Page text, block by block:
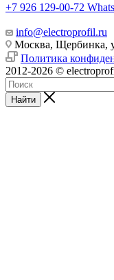
+7 926 129-00-72
info@electroprofil.ru
Москва, Щербинка,
Политика
2012-2026 ©
Найти